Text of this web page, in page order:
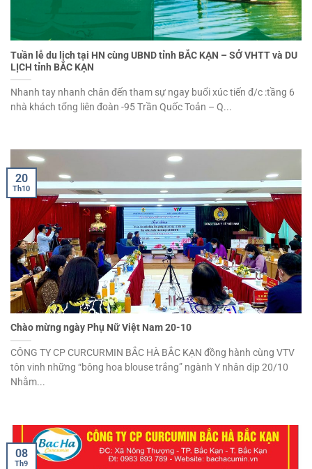
Tuần lễ du lịch tại HN cùng UBND tỉnh BẮC KẠN – SỞ VHTT và DU
LỊCH tỉnh BẮC KẠN
Nhanh tay nhanh chân đến tham sự ngay buổi xúc tiến đ/c :tầng 6
nhà khách tổng liên đoàn -95 Trần Quốc Toản – Q...
Chào mừng ngày Phụ Nữ Việt Nam 20-10
CÔNG TY CP CURCURMIN BẮC HÀ BẮC KẠN đồng hành cùng VTV
tôn vinh những “bông hoa blouse trắng” ngành Y nhân dịp 20/10
Nhằm...
20
Th10
08
Th9